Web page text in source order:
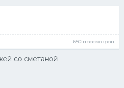
650 просмотров